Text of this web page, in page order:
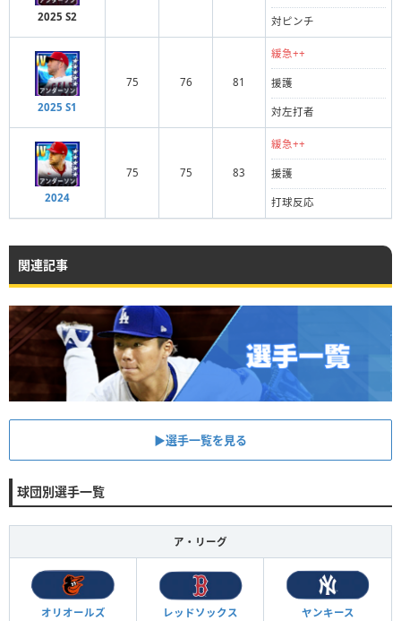
2025 S2 対ピンチ
2025 S1
75 76 81
緩急++
援護
対左打者
2024
75 75 83
緩急++
援護
打球反応
関連記事
▶︎選手一覧を見る
球団別選手一覧
ア・リーグ
オリオールズ レッドソックス ヤンキース